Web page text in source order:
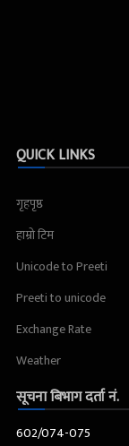
QUICK LINKS
गृहपृष्ठ
हाम्रो टिम
Unicode to Preeti
Preeti to unicode
Exchange Rate
Weather
सूचना बिभाग दर्ता नं.
602/074-075